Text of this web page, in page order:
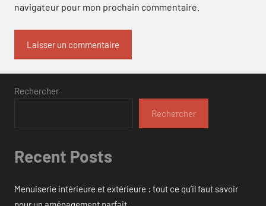
navigateur pour mon prochain commentaire.
Rechercher
Rechercher
Recent Posts
Menuiserie intérieure et extérieure : tout ce qu’il faut savoir